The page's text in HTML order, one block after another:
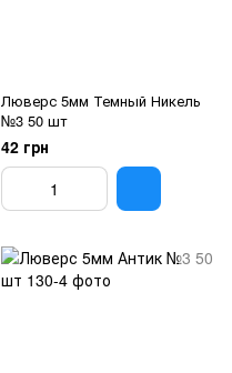
Люверс 5мм Темный Никель
№3 50 шт
42 грн